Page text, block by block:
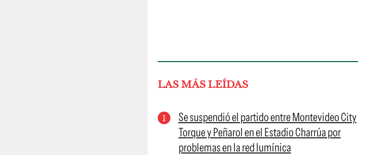
LAS MÁS LEÍDAS
Se suspendió el partido entre Montevideo City
Torque y Peñarol en el Estadio Charrúa por
problemas en la red lumínica